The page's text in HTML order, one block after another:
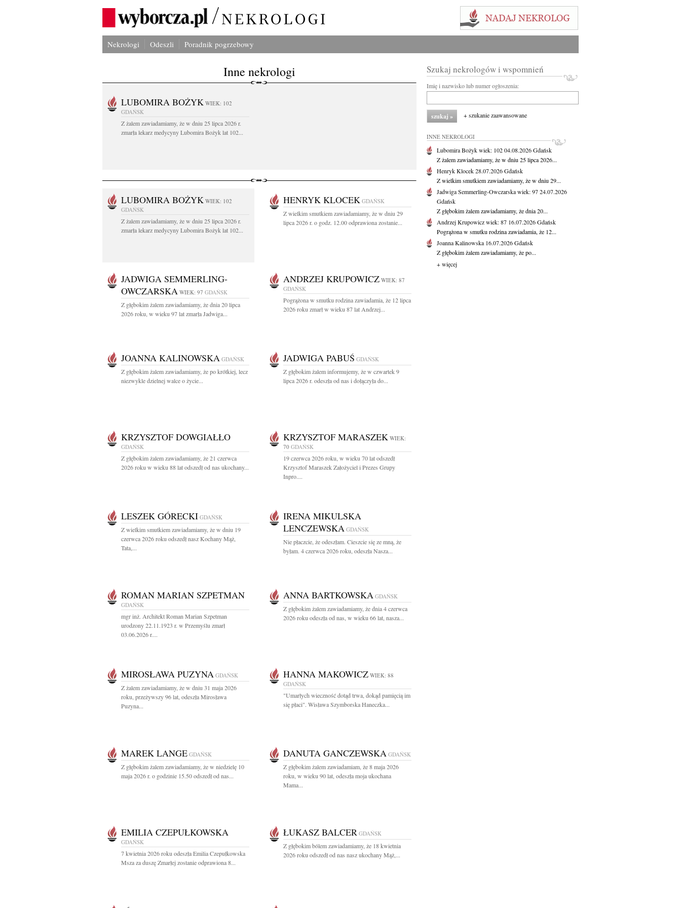
Nekrologi Odeszli Poradnik pogrzebowy
Inne nekrologi
LUBOMIRA BOŻYK WIEK: 102
GDAŃSK
Z żalem zawiadamiamy, że w dniu 25 lipca 2026 r.
zmarła lekarz medycyny Lubomira Bożyk lat 102...
LUBOMIRA BOŻYK WIEK: 102
GDAŃSK
Z żalem zawiadamiamy, że w dniu 25 lipca 2026 r.
zmarła lekarz medycyny Lubomira Bożyk lat 102...
HENRYK KLOCEK GDAŃSK
Z wielkim smutkiem zawiadamiamy, że w dniu 29
lipca 2026 r. o godz. 12.00 odprawiona zostanie...
JADWIGA SEMMERLING-
OWCZARSKA WIEK: 97 GDAŃSK
Z głębokim żalem zawiadamiamy, że dnia 20 lipca
2026 roku, w wieku 97 lat zmarła Jadwiga...
ANDRZEJ KRUPOWICZ WIEK: 87
GDAŃSK
Pogrążona w smutku rodzina zawiadamia, że 12 lipca
2026 roku zmarł w wieku 87 lat Andrzej...
JOANNA KALINOWSKA GDAŃSK
Z głębokim żalem zawiadamiamy, że po krótkiej, lecz
niezwykle dzielnej walce o życie...
JADWIGA PABUŚ GDAŃSK
Z głębokim żalem informujemy, że w czwartek 9
lipca 2026 r. odeszła od nas i dołączyła do...
KRZYSZTOF DOWGIAŁŁO
GDAŃSK
Z głębokim żalem zawiadamiamy, że 21 czerwca
2026 roku w wieku 88 lat odszedł od nas ukochany...
KRZYSZTOF MARASZEK WIEK:
70 GDAŃSK
19 czerwca 2026 roku, w wieku 70 lat odszedł
Krzysztof Maraszek Założyciel i Prezes Grupy
Inpro....
LESZEK GÓRECKI GDAŃSK
Z wielkim smutkiem zawiadamiamy, że w dniu 19
czerwca 2026 roku odszedł nasz Kochany Mąż,
Tata,...
IRENA MIKULSKA
LENCZEWSKA GDAŃSK
Nie płaczcie, że odeszłam. Cieszcie się ze mną, że
byłam. 4 czerwca 2026 roku, odeszła Nasza...
ROMAN MARIAN SZPETMAN
GDAŃSK
mgr inż. Architekt Roman Marian Szpetman
urodzony 22.11.1923 r. w Przemyślu zmarł
03.06.2026 r....
ANNA BARTKOWSKA GDAŃSK
Z głębokim żalem zawiadamiamy, że dnia 4 czerwca
2026 roku odeszła od nas, w wieku 66 lat, nasza...
MIROSŁAWA PUZYNA GDAŃSK
Z żalem zawiadamiamy, że w dniu 31 maja 2026
roku, przeżywszy 96 lat, odeszła Mirosława
Puzyna...
HANNA MAKOWICZ WIEK: 88
GDAŃSK
"Umarłych wieczność dotąd trwa, dokąd pamięcią im
się płaci". Wisława Szymborska Haneczka...
MAREK LANGE GDAŃSK
Z głębokim żalem zawiadamiamy, że w niedzielę 10
maja 2026 r. o godzinie 15.50 odszedł od nas...
DANUTA GANCZEWSKA GDAŃSK
Z głębokim żalem zawiadamiam, że 8 maja 2026
roku, w wieku 90 lat, odeszła moja ukochana
Mama...
EMILIA CZEPUŁKOWSKA
GDAŃSK
7 kwietnia 2026 roku odeszła Emilia Czepułkowska
Msza za duszę Zmarłej zostanie odprawiona 8...
ŁUKASZ BALCER GDAŃSK
Z głębokim bólem zawiadamiamy, że 18 kwietnia
2026 roku odszedł od nas nasz ukochany Mąż,...
Szukaj nekrologów i wspomnień
Imię i nazwisko lub numer ogłoszenia:
+ szukanie zaawansowane
INNE NEKROLOGI
Lubomira Bożykwiek: 10204.08.2026Gdańsk
Z żalem zawiadamiamy, że w dniu 25 lipca 2026...
Henryk Klocek28.07.2026Gdańsk
Z wielkim smutkiem zawiadamiamy, że w dniu 29...
Jadwiga Semmerling-Owczarskawiek: 9724.07.2026
Gdańsk
Z głębokim żalem zawiadamiamy, że dnia 20...
Andrzej Krupowiczwiek: 87 16.07.2026Gdańsk
Pogrążona w smutku rodzina zawiadamia, że 12...
Joanna Kalinowska 16.07.2026Gdańsk
Z głębokim żalem zawiadamiamy, że po...
+ więcej